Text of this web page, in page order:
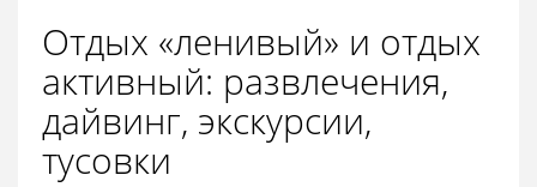
Отдых «ленивый» и отдых
активный: развлечения,
дайвинг, экскурсии,
тусовки